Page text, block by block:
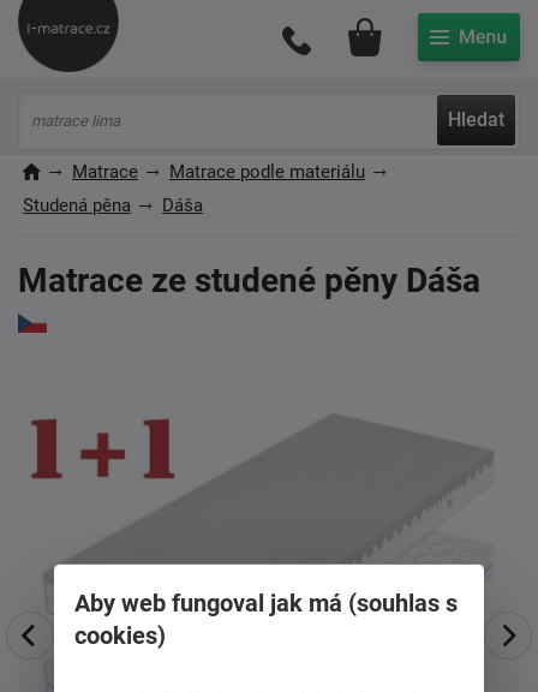
Hledat
Můj účet
Matrace
Matrace podle materiálu
Studená pěna
Dáša
Matrace ze studené pěny Dáša
Aby web fungoval jak má (souhlas s
cookies)